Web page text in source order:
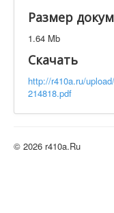
Элементов на
Размер
1.64 Mb
Скачать
http://r410a.ru/
214818.pdf
© 2026 r410a.Ru